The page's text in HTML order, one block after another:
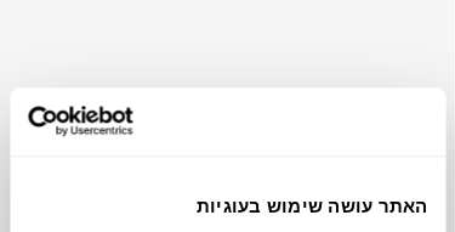
האתר עושה שימוש בעוגיות